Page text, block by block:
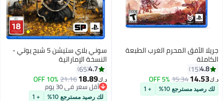
جريلا الأفق المحرم الغرب الطبعة
الكاملة
4.8
15
د.ك‏14.53
15.34
5% OFF
لك رصيد مسترجع 10% + 1
سوني بلاي ستيشن 5 شبح يوتي -
النسخة الإماراتية
4.7
65
د.ك‏18.89
21.16
10% OFF
أقل سعر في 30 يوم
أقل سعر في 30 يوم
لك رصيد مسترجع 10% + 1